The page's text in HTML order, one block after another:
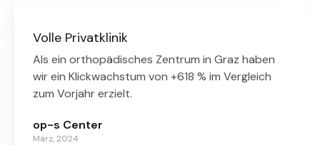
Volle Privatklinik
Als ein orthopädisches Zentrum in Graz haben
wir ein Klickwachstum von +618 % im Vergleich
zum Vorjahr erzielt.
op-s Center
März, 2024